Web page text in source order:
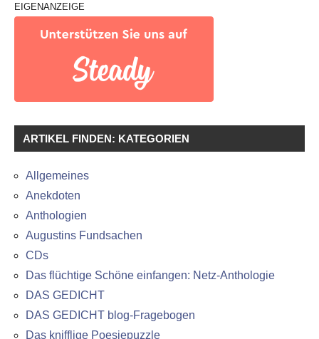
EIGENANZEIGE
ARTIKEL FINDEN: KATEGORIEN
Allgemeines
Anekdoten
Anthologien
Augustins Fundsachen
CDs
Das flüchtige Schöne einfangen: Netz-Anthologie
DAS GEDICHT
DAS GEDICHT blog-Fragebogen
Das knifflige Poesiepuzzle